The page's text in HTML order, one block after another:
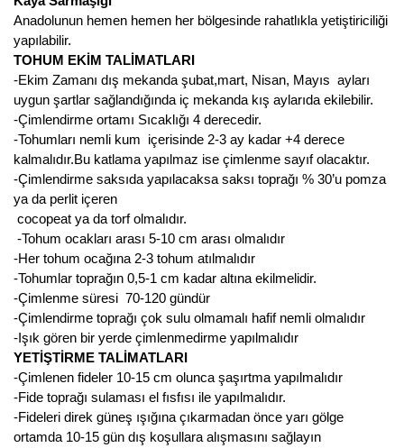
Anadolunun hemen hemen her bölgesinde rahatlıkla yetiştiriciliği
yapılabilir.
TOHUM EKİM TALİMATLARI
-Ekim Zamanı dış mekanda şubat,mart, Nisan, Mayıs ayları
uygun şartlar sağlandığında iç mekanda kış aylarıda ekilebilir.
-Çimlendirme ortamı Sıcaklığı 4 derecedir.
-Tohumları nemli kum içerisinde 2-3 ay kadar +4 derece
kalmalıdır.Bu katlama yapılmaz ise çimlenme sayıf olacaktır.
-Çimlendirme saksıda yapılacaksa saksı toprağı % 30’u pomza
ya da perlit içeren
cocopeat ya da torf olmalıdır.
-Tohum ocakları arası 5-10 cm arası olmalıdır
-Her tohum ocağına 2-3 tohum atılmalıdır
-Tohumlar toprağın 0,5-1 cm kadar altına ekilmelidir.
-Çimlenme süresi 70-120 gündür
-Çimlendirme toprağı çok sulu olmamalı hafif nemli olmalıdır
-Işık gören bir yerde çimlenmedirme yapılmalıdır
YETİŞTİRME TALİMATLARI
-Çimlenen fideler 10-15 cm olunca şaşırtma yapılmalıdır
-Fide toprağı sulaması el fısfısı ile yapılmalıdır.
-Fideleri direk güneş ışığına çıkarmadan önce yarı gölge
ortamda 10-15 gün dış koşullara alışmasını sağlayın
Goji Berry Fidanı
Hünnap Fidanı
İncir Fidanı
Kapari Gebre Otu Fidanı
Kayısı Fidanı
Keçiboynuzu Fidanı
Kestane Fidanı
Kiraz Fidanı
Kivi Fidanı
Kızılcık Fidanı
Kocayemiş Fidanı